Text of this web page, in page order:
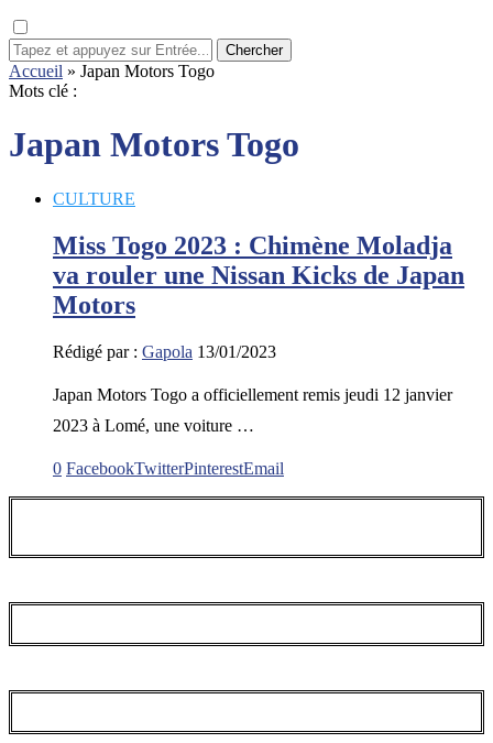
Chercher
Accueil » Japan Motors Togo
Mots clé :
Japan Motors Togo
CULTURE
Miss Togo 2023 : Chimène Moladja
va rouler une Nissan Kicks de Japan
Motors
Rédigé par : Gapola 13/01/2023
Japan Motors Togo a officiellement remis jeudi 12 janvier
2023 à Lomé, une voiture …
0 FacebookTwitterPinterestEmail